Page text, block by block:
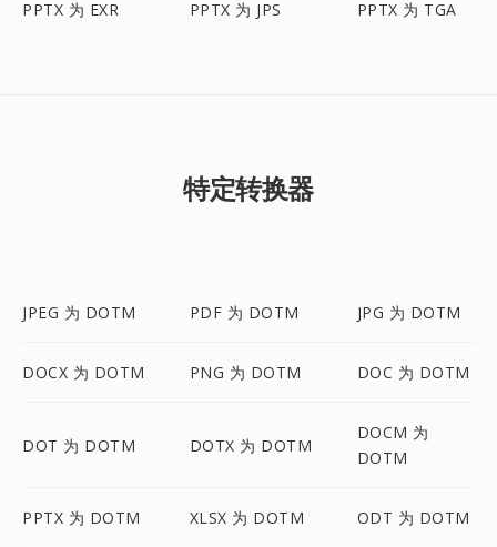
PPTX 为 EXR PPTX 为 JPS PPTX 为 TGA
特定转换器
JPEG 为 DOTM PDF 为 DOTM JPG 为 DOTM
DOCX 为 DOTM PNG 为 DOTM DOC 为 DOTM
DOT 为 DOTM DOTX 为 DOTM
DOCM 为
DOTM
PPTX 为 DOTM XLSX 为 DOTM ODT 为 DOTM